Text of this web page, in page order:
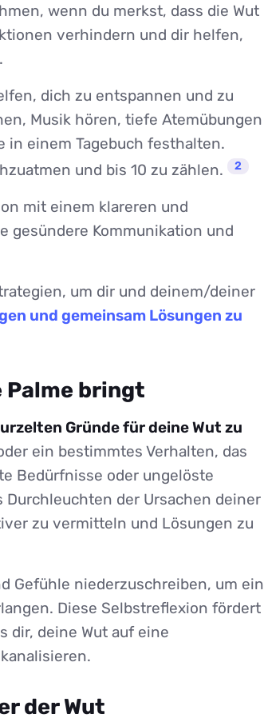
wenn du merkst, dass die Wut
verhindern und dir helfen,
dich zu entspannen und zu
Musik hören, tiefe Atemübungen
in einem Tagebuch festhalten.
und bis 10 zu zählen.
2
mit einem klareren und
gesündere Kommunikation und
um dir und deinem/deiner
und gemeinsam Lösungen zu
Palme bringt
Gründe für deine Wut zu
ein bestimmtes Verhalten, das
Bedürfnisse oder ungelöste
Durchleuchten der Ursachen deiner
zu vermitteln und Lösungen zu
Gefühle niederzuschreiben, um ein
Diese Selbstreflexion fördert
dir, deine Wut auf eine
der Wut